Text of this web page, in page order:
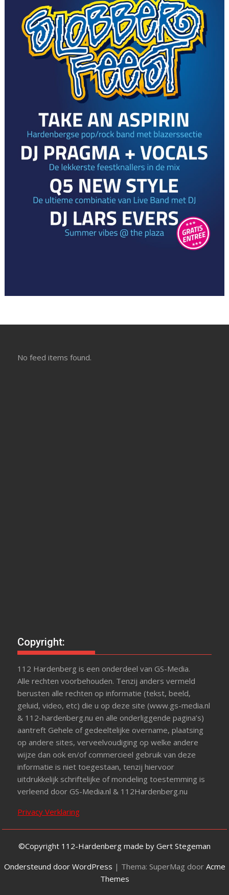
No feed items found.
Copyright:
112 Hardenberg is een onderdeel van GS-Media.
Alle rechten voorbehouden. Tenzij anders vermeld
berusten alle rechten op informatie (tekst, beeld,
geluid, video, etc) die u op deze site (www.gs-media.nl
& 112-hardenberg.nu en alle onderliggende pagina’s)
aantreft Gehele of gedeeltelijke overname, plaatsing
op andere sites, verveelvoudiging op welke andere
wijze dan ook en/of commercieel gebruik van deze
informatie is niet toegestaan, tenzij hiervoor
uitdrukkelijk schriftelijke of mondeling toestemming is
verleend door GS-Media.nl & 112Hardenberg.nu
Privacy Verklaring
©Copyright 112-Hardenberg made by Gert Stegeman
Ondersteund door WordPress | Thema: SuperMag door Acme
Themes